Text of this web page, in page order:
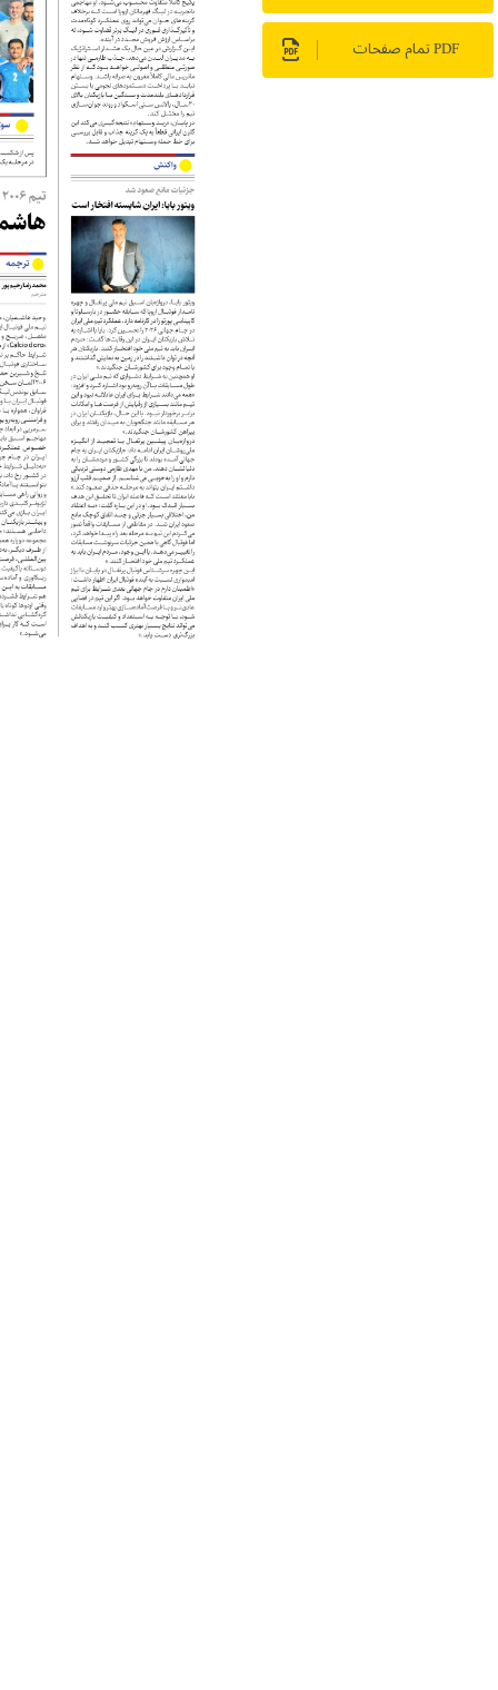
PDF تمام صفحات